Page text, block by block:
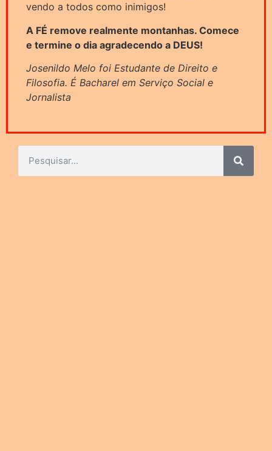
vendo a todos como inimigos!
A FÉ remove realmente montanhas. Comece
e termine o dia agradecendo a DEUS!
Josenildo Melo foi Estudante de Direito e
Filosofia. É Bacharel em Serviço Social e
Jornalista